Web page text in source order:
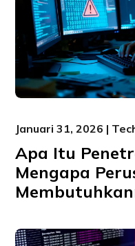
Januari 31, 2026 |
Apa Itu
Mengapa